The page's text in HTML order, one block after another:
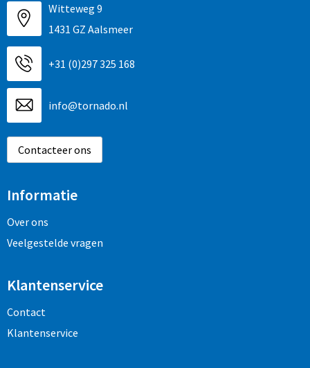
Witteweg 9
1431 GZ Aalsmeer
+31 (0)297 325 168
info@tornado.nl
Contacteer ons
Informatie
Over ons
Veelgestelde vragen
Klantenservice
Contact
Klantenservice